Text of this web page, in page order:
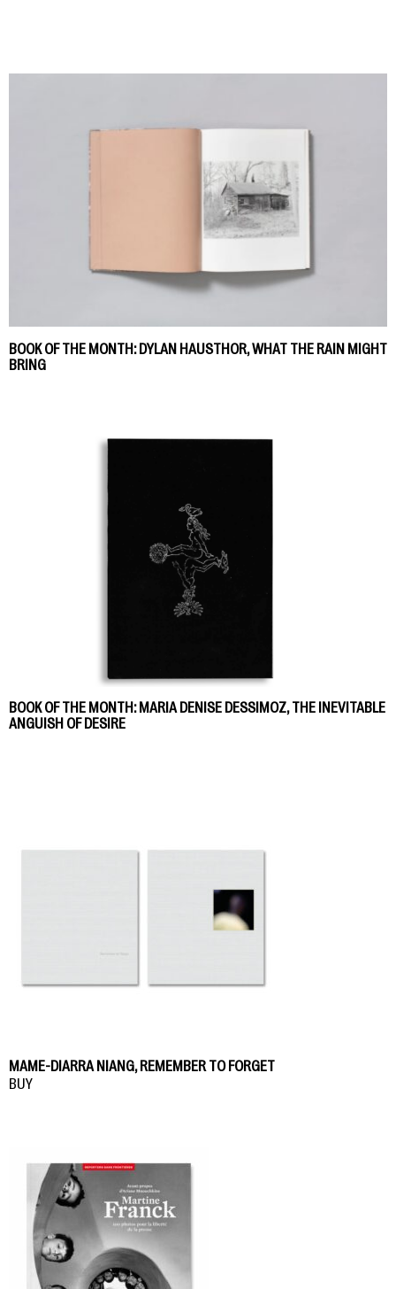
BOOK OF THE MONTH: DYLAN HAUSTHOR, WHAT THE RAIN MIGHT
BRING
BOOK OF THE MONTH: MARIA DENISE DESSIMOZ, THE INEVITABLE
ANGUISH OF DESIRE
MAME-DIARRA NIANG, REMEMBER TO FORGET
BUY